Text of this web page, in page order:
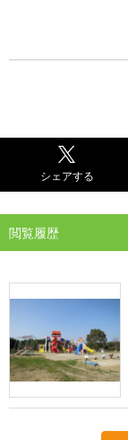
シェアする
閲覧履歴